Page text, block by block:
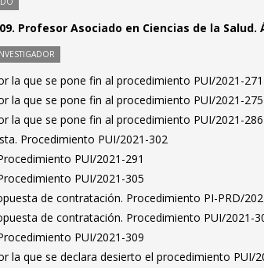
Profesor Asociado en Ciencias de la Salud.
la que se pone fin al procedimiento PUI/2021-271
la que se pone fin al procedimiento PUI/2021-275
la que se pone fin al procedimiento PUI/2021-286
Procedimiento PUI/2021-302
PUI/2021-291
PUI/2021-305
de contratación. Procedimiento PI-PRD/
de contratación. Procedimiento PUI/2021-
PUI/2021-309
la que se declara desierto el procedimiento PUI/